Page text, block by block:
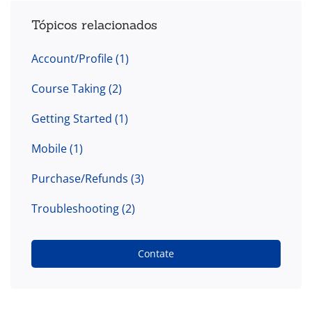
Tópicos relacionados
Account/Profile(1)
Course Taking(2)
Getting Started (1)
Mobile(1)
Purchase/Refunds (3)
Troubleshooting(2)
Contate